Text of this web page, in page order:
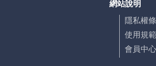
網站說明
隱私權
使用規範
會員中心